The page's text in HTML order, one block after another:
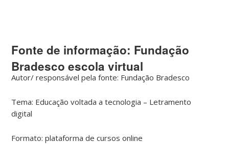
Fonte de informação: Fundação
Bradesco escola virtual
Autor/ responsável pela fonte: Fundação Bradesco
Tema: Educação voltada a tecnologia – Letramento
digital
Formato: plataforma de cursos online